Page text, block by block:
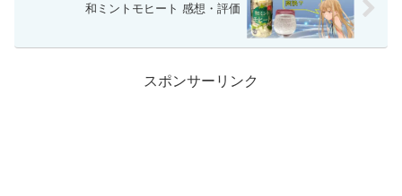
和ミントモヒート 感想・評価
スポンサーリンク